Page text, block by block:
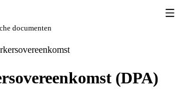
documenten
(DPA)